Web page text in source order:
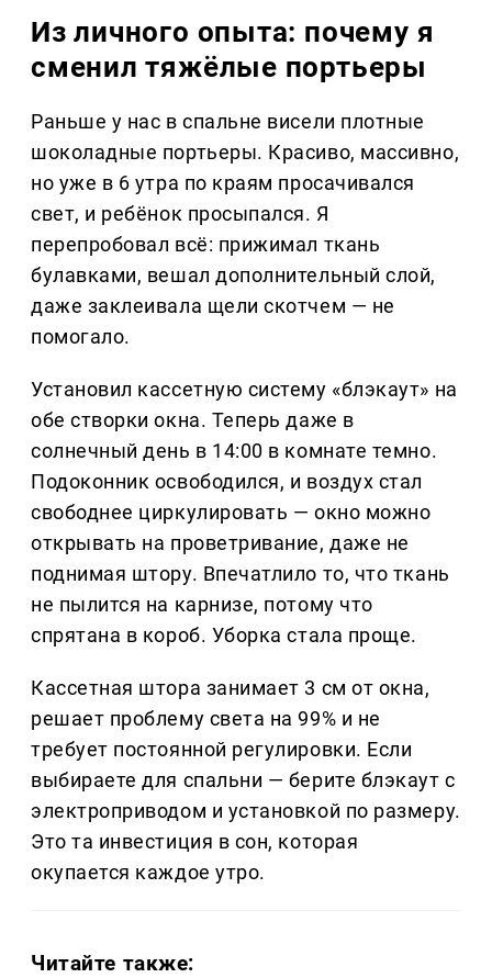
Из личного опыта: почему я
сменил тяжёлые портьеры
Раньше у нас в спальне висели плотные
шоколадные портьеры. Красиво, массивно,
но уже в 6 утра по краям просачивался
свет, и ребёнок просыпался. Я
перепробовал всё: прижимал ткань
булавками, вешал дополнительный слой,
даже заклеивала щели скотчем — не
помогало.
Установил кассетную систему «блэкаут» на
обе створки окна. Теперь даже в
солнечный день в 14:00 в комнате темно.
Подоконник освободился, и воздух стал
свободнее циркулировать — окно можно
открывать на проветривание, даже не
поднимая штору. Впечатлило то, что ткань
не пылится на карнизе, потому что
спрятана в короб. Уборка стала проще.
Кассетная штора занимает 3 см от окна,
решает проблему света на 99% и не
требует постоянной регулировки. Если
выбираете для спальни — берите блэкаут с
электроприводом и установкой по размеру.
Это та инвестиция в сон, которая
окупается каждое утро.
Читайте также: